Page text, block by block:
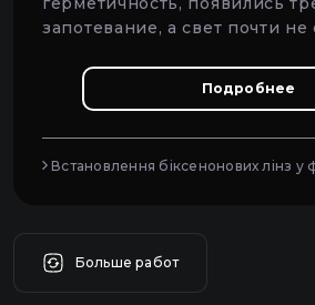
запотевание, а свет почти
Подробнее
Встановлення біксенонових лінз у
Больше работ